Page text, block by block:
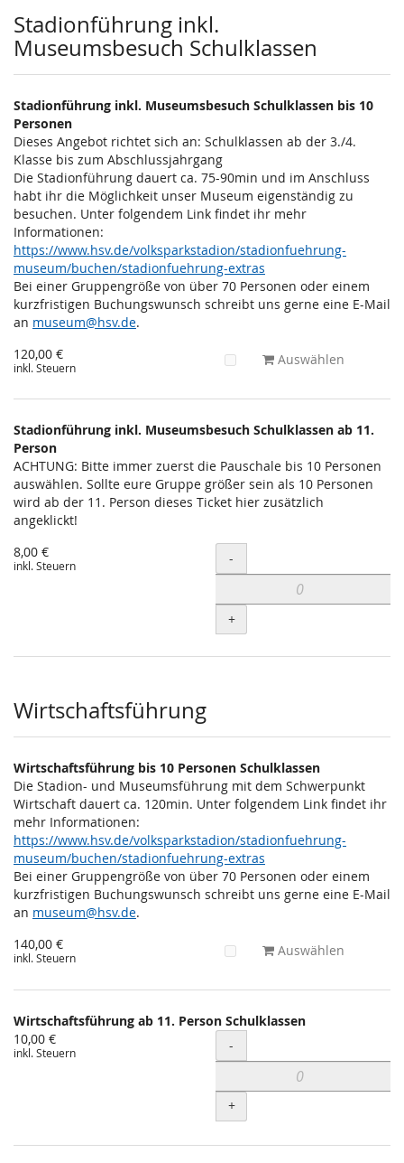
Stadionführung inkl.
Museumsbesuch Schulklassen
Stadionführung inkl. Museumsbesuch Schulklassen bis 10
Personen
Dieses Angebot richtet sich an: Schulklassen ab der 3./4.
Klasse bis zum Abschlussjahrgang
Die Stadionführung dauert ca. 75-90min und im Anschluss
habt ihr die Möglichkeit unser Museum eigenständig zu
besuchen. Unter folgendem Link findet ihr mehr
Informationen:
https://www.hsv.de/volksparkstadion/stadionfuehrung-
museum/buchen/stadionfuehrung-extras
Bei einer Gruppengröße von über 70 Personen oder einem
kurzfristigen Buchungswunsch schreibt uns gerne eine E-Mail
an museum@hsv.de.
120,00 €
inkl. Steuern Auswählen
Stadionführung inkl. Museumsbesuch Schulklassen ab 11.
Person
ACHTUNG: Bitte immer zuerst die Pauschale bis 10 Personen
auswählen. Sollte eure Gruppe größer sein als 10 Personen
wird ab der 11. Person dieses Ticket hier zusätzlich
angeklickt!
8,00 €
inkl. Steuern Menge
-
+
Wirtschaftsführung
Wirtschaftsführung bis 10 Personen Schulklassen
Die Stadion- und Museumsführung mit dem Schwerpunkt
Wirtschaft dauert ca. 120min. Unter folgendem Link findet ihr
mehr Informationen:
https://www.hsv.de/volksparkstadion/stadionfuehrung-
museum/buchen/stadionfuehrung-extras
Bei einer Gruppengröße von über 70 Personen oder einem
kurzfristigen Buchungswunsch schreibt uns gerne eine E-Mail
an museum@hsv.de.
140,00 €
inkl. Steuern Auswählen
Wirtschaftsführung ab 11. Person Schulklassen
10,00 €
inkl. Steuern Menge
-
+